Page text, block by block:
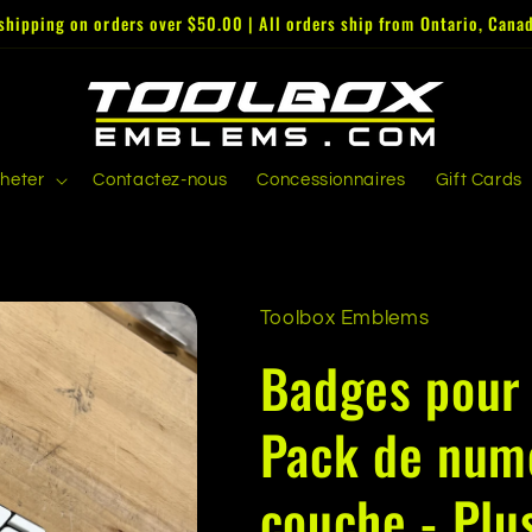
on orders over $50.00 | All orders ship from Ontario,
Contactez-nous Concessionnaires Gift Cards
Toolbox Emblems
Badges
Pack de